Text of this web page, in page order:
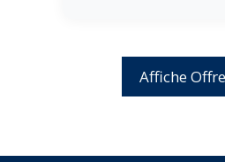
Affiche Offre